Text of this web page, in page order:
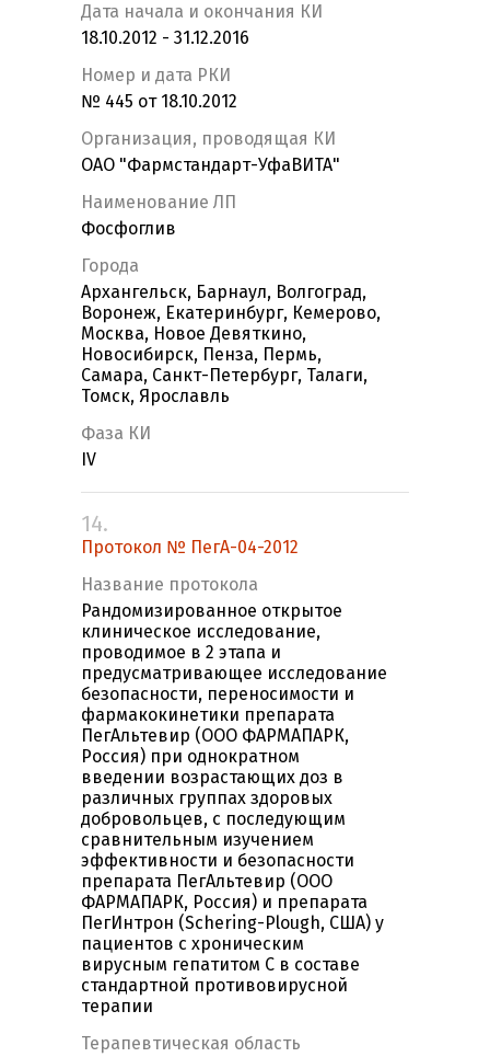
Дата начала и окончания КИ
18.10.2012 - 31.12.2016
Номер и дата РКИ
№ 445 от 18.10.2012
Организация, проводящая КИ
ОАО "Фармстандарт-УфаВИТА"
Наименование ЛП
Фосфоглив
Города
Архангельск, Барнаул, Волгоград,
Воронеж, Екатеринбург, Кемерово,
Москва, Новое Девяткино,
Новосибирск, Пенза, Пермь,
Самара, Санкт-Петербург, Талаги,
Томск, Ярославль
Фаза КИ
IV
14.
Протокол № ПегА-04-2012
Название протокола
Рандомизированное открытое
клиническое исследование,
проводимое в 2 этапа и
предусматривающее исследование
безопасности, переносимости и
фармакокинетики препарата
ПегАльтевир (ООО ФАРМАПАРК,
Россия) при однократном
введении возрастающих доз в
различных группах здоровых
добровольцев, с последующим
сравнительным изучением
эффективности и безопасности
препарата ПегАльтевир (ООО
ФАРМАПАРК, Россия) и препарата
ПегИнтрон (Schering-Plough, США) у
пациентов с хроническим
вирусным гепатитом С в составе
стандартной противовирусной
терапии
Терапевтическая область